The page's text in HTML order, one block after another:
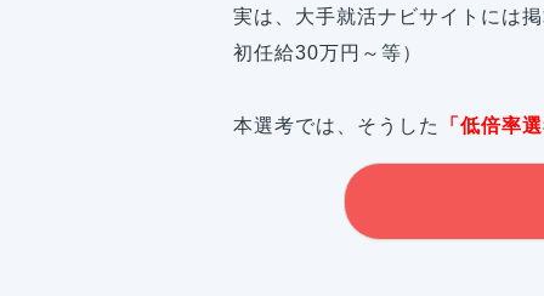
実は、大手就活ナビサイトには
初任給30万円～等）
本選考では、そうした 「低倍率